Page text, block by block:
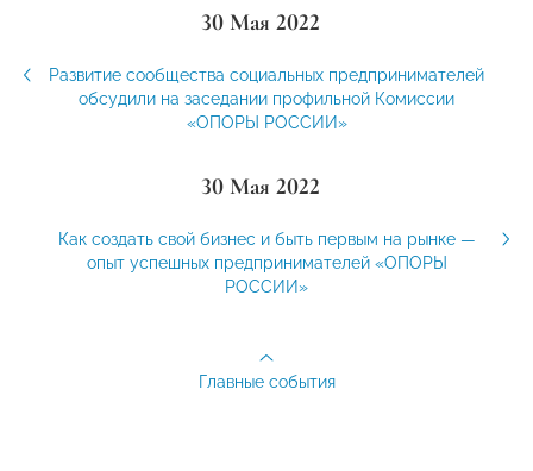
30 Мая 2022
Развитие сообщества социальных предпринимателей
обсудили на заседании профильной Комиссии
«ОПОРЫ РОССИИ»
30 Мая 2022
Как создать свой бизнес и быть первым на рынке —
опыт успешных предпринимателей «ОПОРЫ
РОССИИ»
Главные события